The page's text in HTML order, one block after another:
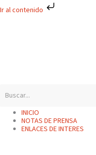
Ir al contenido
al
INICIO
NOTAS DE PRENSA
ENLACES DE INTERES